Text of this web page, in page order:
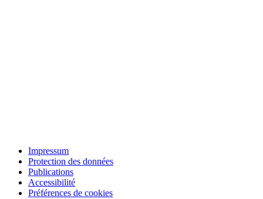
Impressum
Protection des données
Publications
Accessibilité
Préférences de cookies